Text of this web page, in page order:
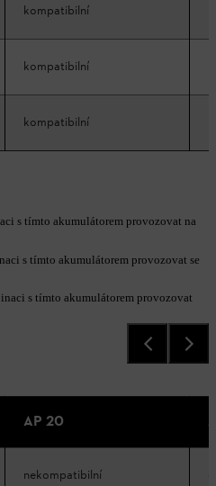
kompatibilní
kompatibilní
kompatibilní
s tímto akumulátorem provozovat na
s tímto akumulátorem provozovat se
s tímto akumulátorem provozovat
AP 20
nekompatibilní